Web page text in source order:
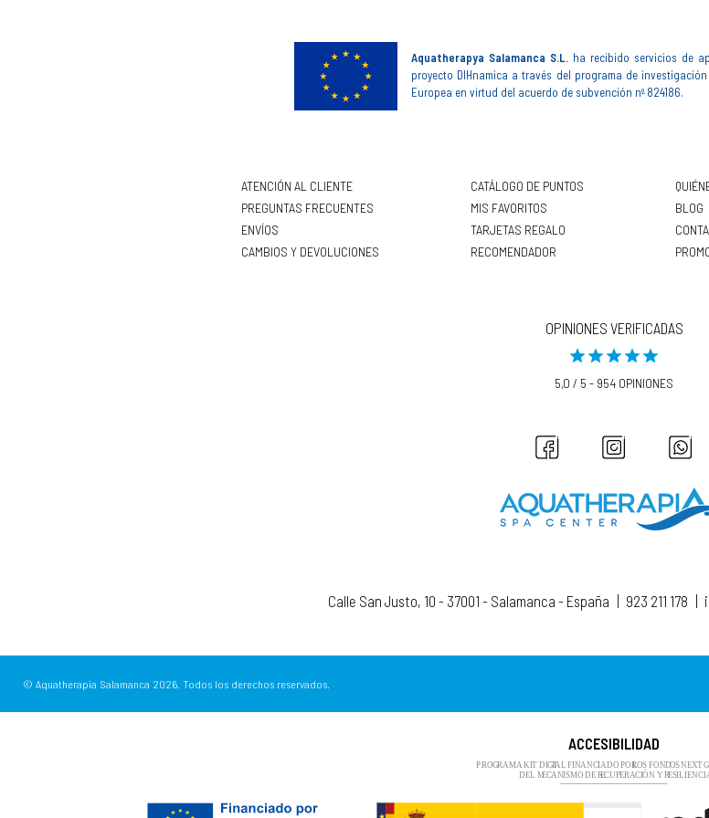
Aquatherapya Salamanca S.L. ha recibido servicios de
proyecto DIHnamica a través del programa de
Europea en virtud del acuerdo de subvención nº 824186.
ATENCIÓN AL CLIENTE
PREGUNTAS FRECUENTES
ENVÍOS
CAMBIOS Y DEVOLUCIONES
CATÁLOGO DE PUNTOS
MIS FAVORITOS
TARJETAS REGALO
RECOMENDADOR
BLOG
OPINIONES VERIFICADAS
5,0 / 5 - 954 OPINIONES
Calle San Justo, 10 - 37001 - Salamanca - España 923 211 178
© Aquatherapia Salamanca 2026. Todos los derechos reservados.
ACCESIBILIDAD